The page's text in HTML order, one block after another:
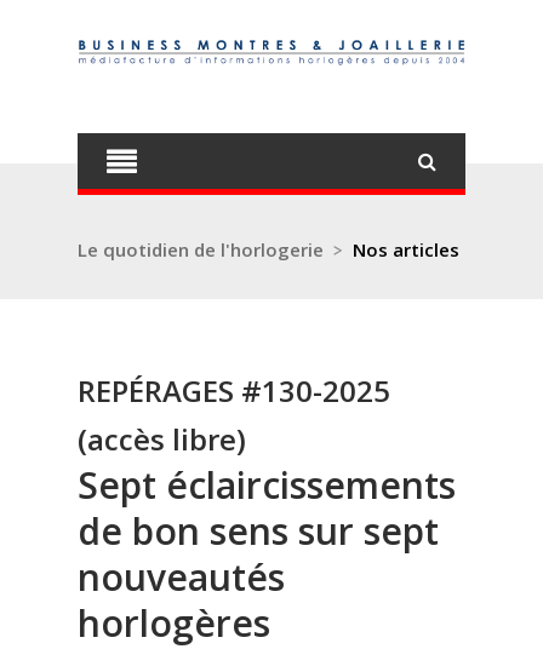
Le quotidien de l'horlogerie > Nos articles
REPÉRAGES #130-2025
(accès libre)
Sept éclaircissements
de bon sens sur sept
nouveautés
horlogères